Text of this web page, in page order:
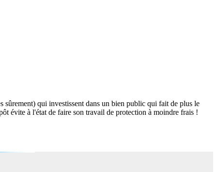
sûrement) qui investissent dans un bien public qui fait de plus le
évite à l'état de faire son travail de protection à moindre frais !